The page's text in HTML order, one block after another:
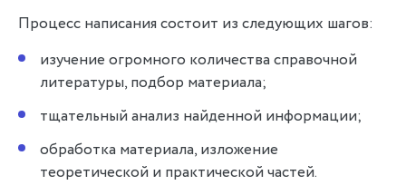
Процесс написания состоит из следующих шагов:
изучение огромного количества справочной
литературы, подбор материала;
тщательный анализ найденной информации;
обработка материала, изложение
теоретической и практической частей.